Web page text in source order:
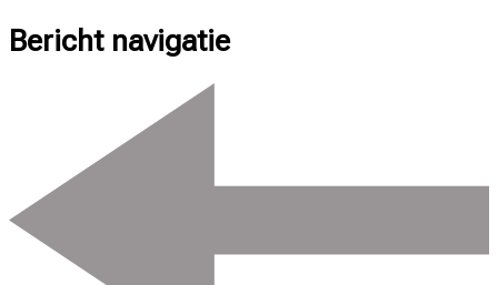
Bericht navigatie